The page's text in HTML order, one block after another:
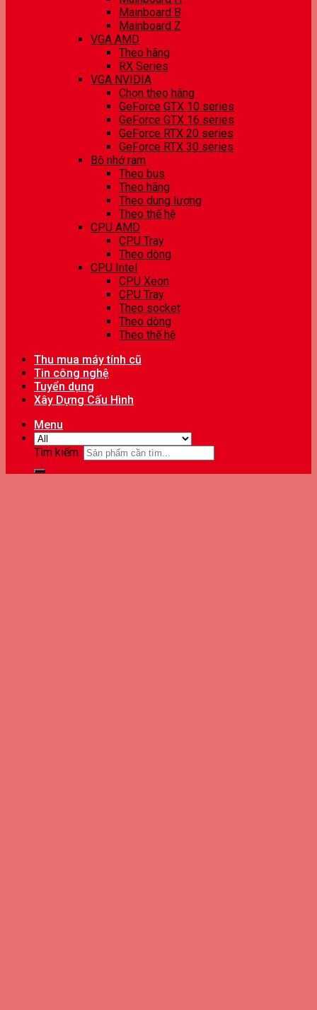
Mainboard B
Mainboard Z
VGA AMD
Theo hãng
RX Series
VGA NVIDIA
Chọn theo hãng
GeForce GTX 10 series
GeForce GTX 16 series
GeForce RTX 20 series
GeForce RTX 30 series
Bộ nhớ ram
Theo bus
Theo hãng
Theo dung lượng
Theo thế hệ
CPU AMD
CPU Tray
Theo dòng
CPU Intel
CPU Xeon
CPU Tray
Theo socket
Theo dòng
Theo thế hệ
Thu mua máy tính cũ
Tin công nghệ
Tuyển dụng
Xây Dựng Cấu Hình
Menu
Tìm kiếm: